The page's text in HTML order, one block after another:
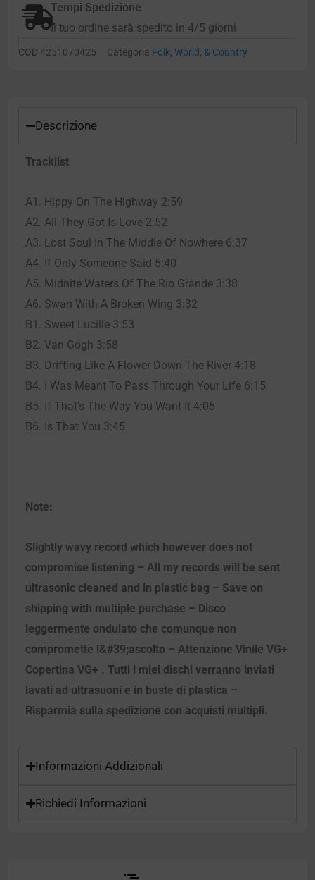
Tempi Spedizione
Il tuo ordine sarà spedito in 4/5 giorni
COD 4251070425 Categoria Folk, World, & Country
Descrizione
Tracklist
A1. Hippy On The Highway 2:59
A2. All They Got Is Love 2:52
A3. Lost Soul In The Middle Of Nowhere 6:37
A4. If Only Someone Said 5:40
A5. Midnite Waters Of The Rio Grande 3:38
A6. Swan With A Broken Wing 3:32
B1. Sweet Lucille 3:53
B2. Van Gogh 3:58
B3. Drifting Like A Flower Down The River 4:18
B4. I Was Meant To Pass Through Your Life 6:15
B5. If That’s The Way You Want It 4:05
B6. Is That You 3:45
Note:
Slightly wavy record which however does not
compromise listening – All my records will be sent
ultrasonic cleaned and in plastic bag – Save on
shipping with multiple purchase – Disco
leggermente ondulato che comunque non
compromette l&#39;ascolto – Attenzione Vinile VG+
Copertina VG+ . Tutti i miei dischi verranno inviati
lavati ad ultrasuoni e in buste di plastica –
Risparmia sulla spedizione con acquisti multipli.
Informazioni Addizionali
Richiedi Informazioni